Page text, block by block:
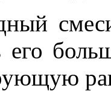
его